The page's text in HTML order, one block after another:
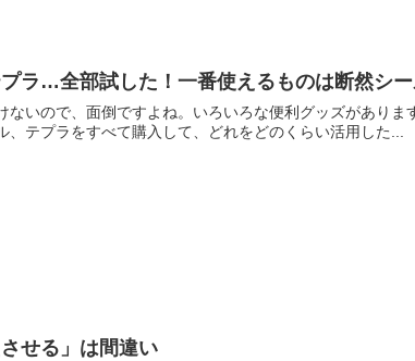
ラ…全部試した！一番使えるものは断然シー
いので、面倒ですよね。いろいろな便利グッズがあり
テプラをすべて購入して、どれをどのくらい活用した...
せる」は間違い